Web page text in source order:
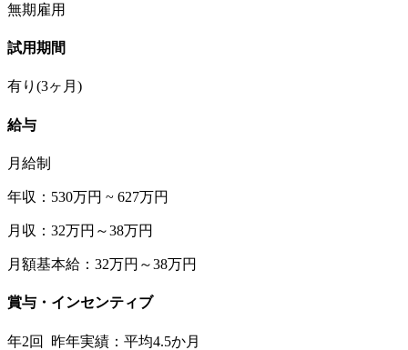
無期雇用
試用期間
有り(3ヶ月)
給与
月給制
年収：530万円 ~ 627万円
月収：32万円～38万円
月額基本給：32万円～38万円
賞与・インセンティブ
年2回 昨年実績：平均4.5か月